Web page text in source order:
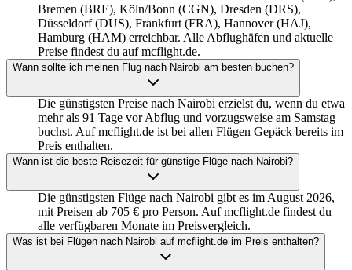
Bremen (BRE), Köln/Bonn (CGN), Dresden (DRS),
Düsseldorf (DUS), Frankfurt (FRA), Hannover (HAJ),
Hamburg (HAM) erreichbar. Alle Abflughäfen und aktuelle
Preise findest du auf mcflight.de.
Wann sollte ich meinen Flug nach Nairobi am besten buchen?
Die günstigsten Preise nach Nairobi erzielst du, wenn du etwa
mehr als 91 Tage vor Abflug und vorzugsweise am Samstag
buchst. Auf mcflight.de ist bei allen Flügen Gepäck bereits im
Preis enthalten.
Wann ist die beste Reisezeit für günstige Flüge nach Nairobi?
Die günstigsten Flüge nach Nairobi gibt es im August 2026,
mit Preisen ab 705 € pro Person. Auf mcflight.de findest du
alle verfügbaren Monate im Preisvergleich.
Was ist bei Flügen nach Nairobi auf mcflight.de im Preis enthalten?